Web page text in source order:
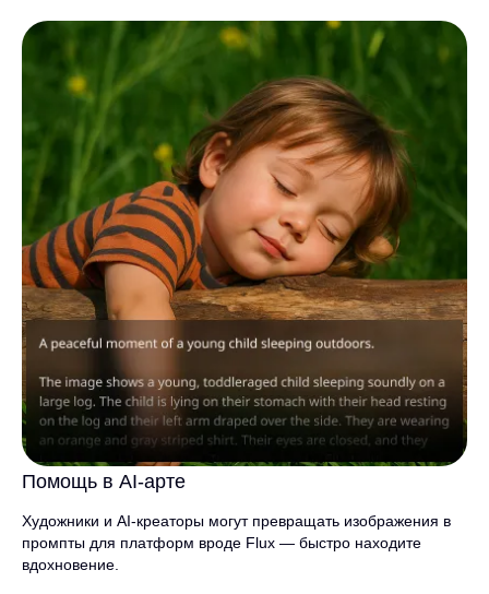
Помощь в AI-арте
Художники и AI-креаторы могут превращать изображения в
промпты для платформ вроде Flux — быстро находите
вдохновение.